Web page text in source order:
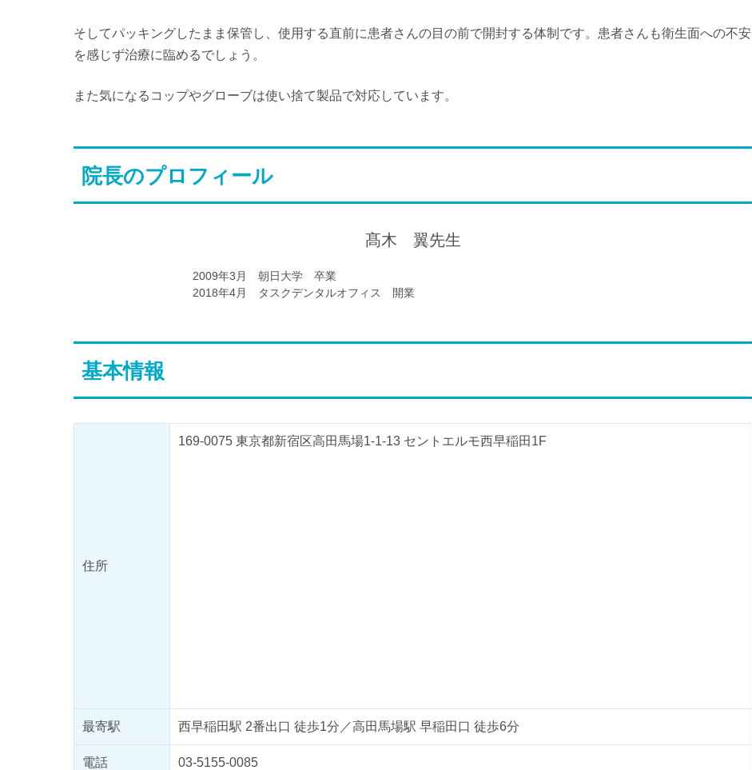
そしてパッキングしたまま保管し、使用する直前に患者さんの目の前で開封する体制です。患者さんも衛生面への不安
を感じず治療に臨めるでしょう。
また気になるコップやグローブは使い捨て製品で対応しています。
院長のプロフィール
髙木 翼先生
2009年3月 朝日大学 卒業
2018年4月 タスクデンタルオフィス 開業
基本情報
住所
169-0075 東京都新宿区高田馬場1-1-13 セントエルモ西早稲田1F
最寄駅 西早稲田駅 2番出口 徒歩1分／高田馬場駅 早稲田口 徒歩6分
電話 03-5155-0085